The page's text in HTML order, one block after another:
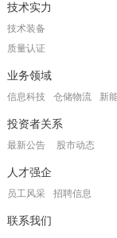
技术实力
技术装备
质量认证
业务领域
信息科技 仓储物流 新
投资者关系
最新公告 股市动态
人才强企
员工风采 招聘信息
联系我们